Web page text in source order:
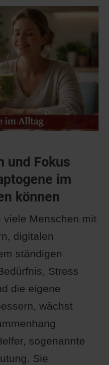
und Fokus
im
können
viele Menschen mit
digitalen
ständigen
Stress
die eigene
wächst
sogenannte
Sie